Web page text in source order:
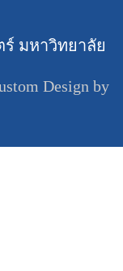
มหาวิทยาลัย
Design by